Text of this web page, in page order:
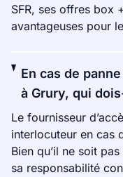
SFR, ses offres box
avantageuses pour
En cas de
à Grury, qui
Le fournisseur
interlocuteur en cas
Bien qu’il ne soit
sa responsabilité